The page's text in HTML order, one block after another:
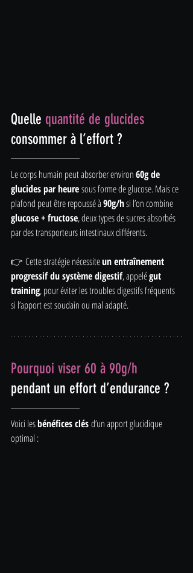
Quelle quantité de glucides
consommer à l’effort ?
Le corps humain peut absorber environ 60g de
glucides par heure sous forme de glucose. Mais ce
plafond peut être repoussé à 90g/h si l’on combine
glucose + fructose, deux types de sucres absorbés
par des transporteurs intestinaux différents.
👉 Cette stratégie nécessite un entraînement
progressif du système digestif, appelé gut
training, pour éviter les troubles digestifs fréquents
si l’apport est soudain ou mal adapté.
Pourquoi viser 60 à 90g/h
pendant un effort d’endurance ?
Voici les bénéfices clés d’un apport glucidique
optimal :